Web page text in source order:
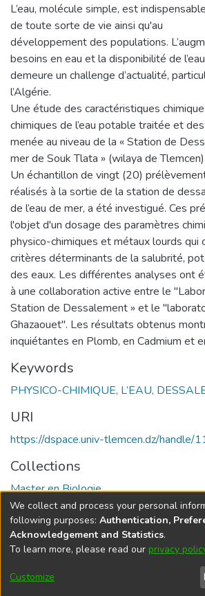
L’eau, molécule simple, est
de toute sorte de vie ainsi qu'au
développement des populations.
besoins en eau et la disponibilité de
demeure un challenge d’actualité,
l’Algérie.
Une étude des caractéristiques
chimiques de l’eau potable traitée et
menée au niveau de la « Station de
mer de Souk Tlata » (wilaya de Tlemcen).
Un échantillon de vingt (20)
réalisés à la sortie de la station de
de l’eau de mer, a été investigué. Ces
l'objet d'un dosage des paramètres
physico-chimiques et métaux lourds qui
critères déterminants de la salubrité,
des eaux. Les différentes analyses ont
à une collaboration active entre le
Station de Dessalement » et le
Ghazaouet". Les résultats obtenus
inquiétantes en Plomb, en Cadmium et
Keywords
PHYSICO-CHIMIQUE, L’EAU,
URI
https://dspace.univ-tlemcen.dz/handle/
Collections
Master en Biologie
Full item page
DSpace softwarecopyright ©
Cookie
End
We collect and process your personal
following purposes: Authentication,
Acknowledgement and Statistics.
To learn more, please read our privacy
Customize